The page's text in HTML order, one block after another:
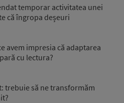
temporar activitatea unei
că îngropa deșeuri
avem impresia că adaptarea
cu lectura?
trebuie să ne transformăm